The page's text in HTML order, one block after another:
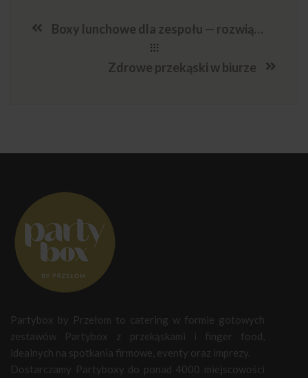
Boxy lunchowe dla zespołu — rozwiązanie na przerwy w biurze
Zdrowe przekąski w biurze
Partybox by Przełom to catering w formie gotowych
zestawów Partybox z przekąskami i finger food,
idealnych na spotkania firmowe, eventy oraz imprezy.
Dostarczamy Partyboxy do ponad 4000 miejscowości